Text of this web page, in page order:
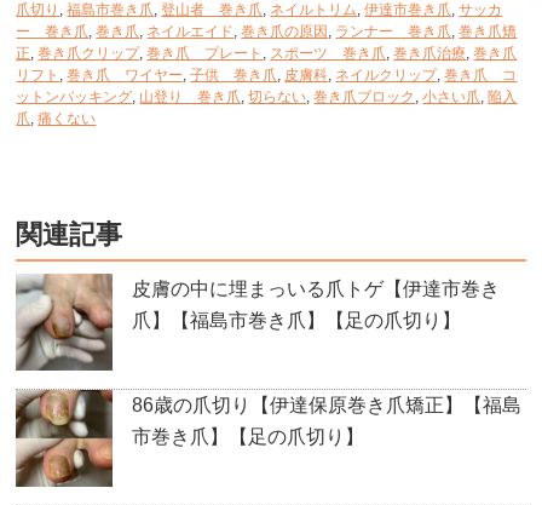
爪切り ,福島市巻き爪,登山者 巻き爪, ネイルトリム,伊達市巻き爪,サッカ
ー 巻き爪,巻き爪, ネイルエイド,巻き爪の原因 , ランナー 巻き爪,巻き爪矯
正,巻き爪クリップ,巻き爪 プレート , スポーツ 巻き爪,巻き爪治療,巻き爪
リフト ,巻き爪 ワイヤー,子供 巻き爪, 皮膚科, ネイルクリップ,巻き爪 コ
ットンパッキング, 山登り 巻き爪,切らない,巻き爪ブロック ,小さい爪, 陥入
爪,痛くない
関連記事
皮膚の中に埋まっいる爪トゲ【伊達市巻き
爪】【福島市巻き爪】【足の爪切り】
86歳の爪切り【伊達保原巻き爪矯正】【福島
市巻き爪】【足の爪切り】